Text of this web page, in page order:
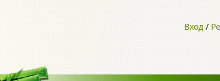
Вход /